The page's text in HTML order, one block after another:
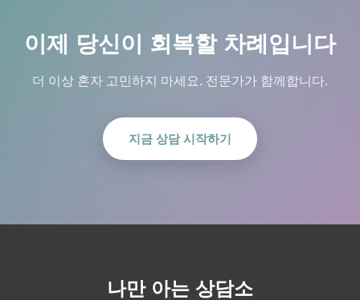
이제 당신이 회복할 차례입니다
더 이상 혼자 고민하지 마세요. 전문가가 함께합니다.
지금 상담 시작하기
나만 아는 상담소